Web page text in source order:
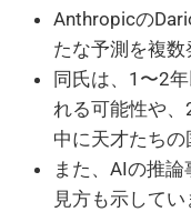
Anthropicの
たな予測を複数
同氏は、1〜2
れる可能性や
中に天才たちの
また、AIの推
見方も示してい